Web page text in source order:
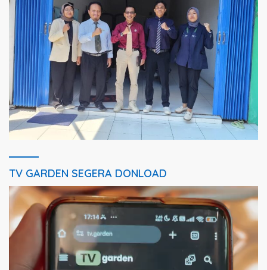
TV GARDEN SEGERA DONLOAD
Pemutar
Video